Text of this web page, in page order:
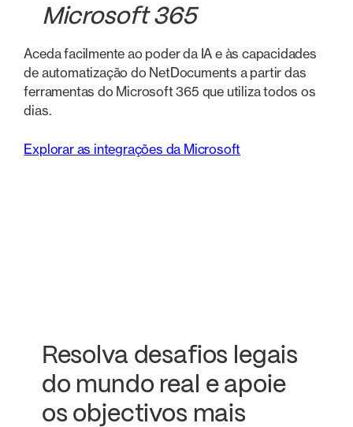
Microsoft 365
Aceda facilmente ao poder da IA e às capacidades
de automatização do NetDocuments a partir das
ferramentas do Microsoft 365 que utiliza todos os
dias.
Explorar as integrações da Microsoft
Resolva desafios legais
do mundo real e apoie
os objectivos mais